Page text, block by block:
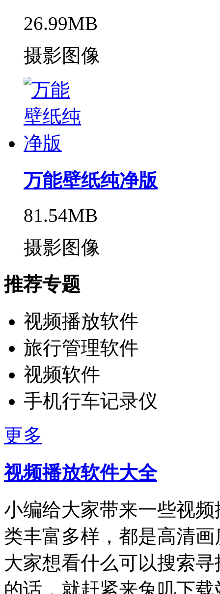
26.99MB
摄影图像
万能壁纸纯净版
81.54MB
摄影图像
推荐专题
视频播放软件
旅行管理软件
视频软件
手机行车记录仪
更多
视频播放软件大全
小编给大家带来一些视
类丰富多样，都是高清
大家想看什么可以搜索
的话，就赶紧来兔叽下